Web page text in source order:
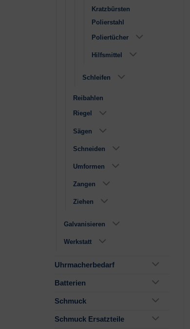
Kratzbürsten
Polierstahl
Poliertücher
Hilfsmittel
Schleifen
Reibahlen
Riegel
Sägen
Schneiden
Umformen
Zangen
Ziehen
Galvanisieren
Werkstatt
Uhrmacherbedarf
Batterien
Schmuck
Schmuck Ersatzteile
Dialux orange
Zur Wunschliste